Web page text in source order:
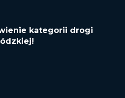
kategorii drogi